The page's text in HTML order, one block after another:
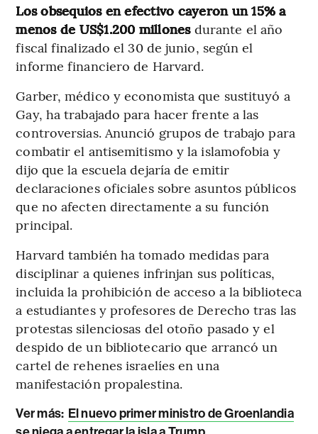
Los obsequios en efectivo cayeron un 15% a
menos de US$1.200 millonesdurante el año
fiscal finalizado el 30 de junio, según el
informe financiero de Harvard.
Garber, médico y economista que sustituyó a
Gay, ha trabajado para hacer frente a las
controversias. Anunció grupos de trabajo para
combatir el antisemitismo y la islamofobia y
dijo que la escuela dejaría de emitir
declaraciones oficiales sobre asuntos públicos
que no afecten directamente a su función
principal.
Harvard también ha tomado medidas para
disciplinar a quienes infrinjan sus políticas,
incluida la prohibición de acceso a la biblioteca
a estudiantes y profesores de Derecho tras las
protestas silenciosas del otoño pasado y el
despido de un bibliotecario que arrancó un
cartel de rehenes israelíes en una
manifestación propalestina.
Ver más: El nuevo primer ministro de Groenlandia